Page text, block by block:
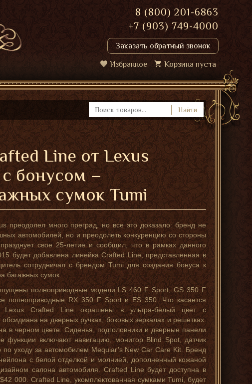
8 (800) 201-6863
+7 (903) 749-4000
Заказать обратный звонок
Избранное Корзина пуста
Найти
Line от Lexus
бонусом –
сумок Tumi
преодолел много преград, но все это доказало: бренд не
автомобилей, но и преодолеть конкуренцию со стороны
свое 25-летие и сообщил, что в рамках данного
будет добавлена линейка Crafted Line, представленная в
сотрудничал с брендом Tumi для создания бонуса к
багажных сумок.
полноприводные модели LS 460 F Sport, GS 350 F
полноприводные RX 350 F Sport и ES 350. Что касается
Lexus Crafted Line окрашены в ультра-белый цвет с
на дверных ручках, боковых зеркалах и решетках.
в черном цвете. Сиденья, подголовники и дверные панели
функции включают навигацию, монитор Blind Spot, датчик
уходу за автомобилем Mequiar’s New Car Care Kit. Бренд
с белой отделкой и молнией, дополненный кожаной
салона автомобиля. Crafted Line будет доступна в
000. Crafted Line, укомплектованная сумками Tumi, будет